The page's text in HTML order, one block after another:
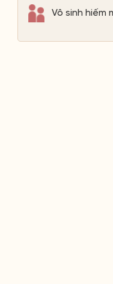
Vô sinh hiếm